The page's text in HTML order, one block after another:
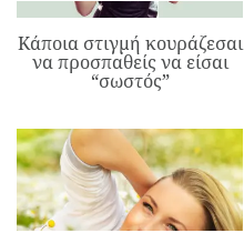
Κάποια στιγμή κουράζεσαι
να προσπαθείς να είσαι
“σωστός”